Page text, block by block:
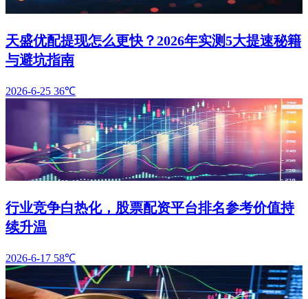
天盛优配提现怎么更快？2026年实测5大提速秘籍
与避坑指南
2026-6-25 36℃
行业竞争白热化，股票配资平台排名参考价值持
续升温
2026-6-17 58℃